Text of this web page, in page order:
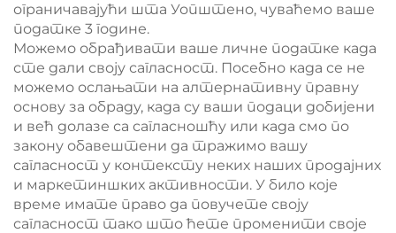
ограничавајући шта Уопштено, чуваћемо ваше
податке 3 године.
Можемо обрађивати ваше личне податке када
сте дали своју сагласност. Посебно када се не
можемо ослањати на алтернативну правну
основу за обраду, када су ваши подаци добијени
и већ долазе са сагласношћу или када смо по
закону обавештени да тражимо вашу
сагласност у контексту неких наших продајних
и маркетиншких активности. У било које
време имате право да повучете своју
сагласност тако што ћете променити своје